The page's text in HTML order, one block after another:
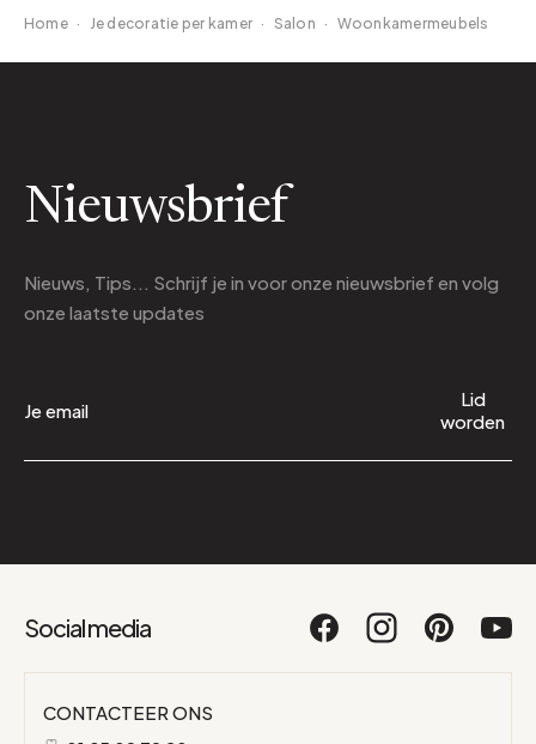
Home · Je decoratie per kamer · Salon · Woonkamermeubels
Nieuwsbrief
Nieuws, Tips... Schrijf je in voor onze nieuwsbrief en volg
onze laatste updates
Lid
worden
Social media
CONTACTEER ONS